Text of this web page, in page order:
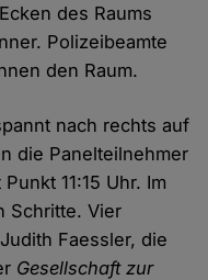
des Raums
Polizeibeamte
den Raum.
nach rechts auf
die Panelteilnehmer
11:15 Uhr. Im
Schritte. Vier
Faessler, die
Gesellschaft zur